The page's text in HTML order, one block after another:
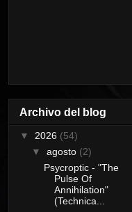
Archivo del blog
▼ 2026 (54)
▼ agosto (2)
Psycroptic - "The
Pulse Of
Annihilation"
(Technica...